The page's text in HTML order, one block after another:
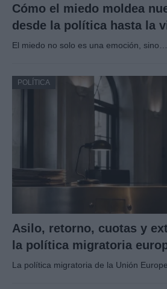
Cómo el miedo moldea
desde la política hasta la
El miedo no solo es una emoción, sino…
POLÍTICA
Asilo, retorno, cuotas y
la política migratoria
La política migratoria de la Unión